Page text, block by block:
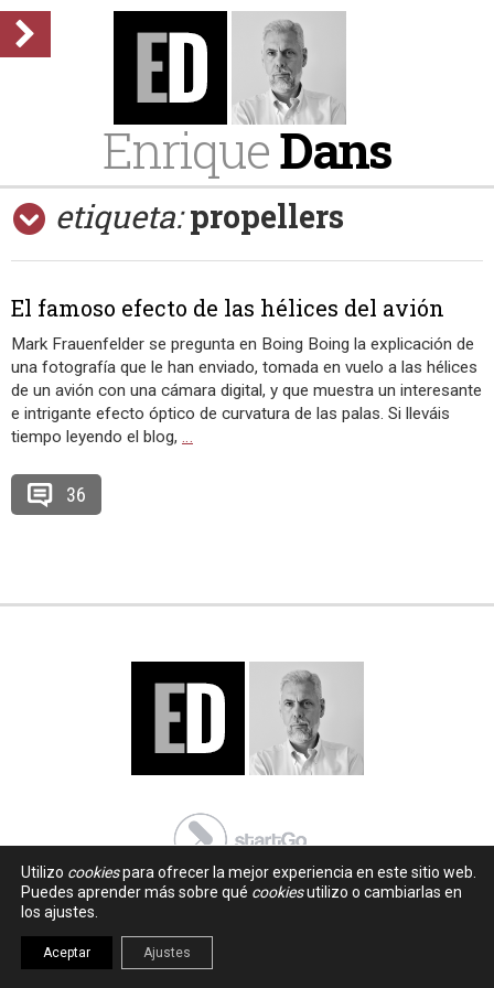
EnriqueDans
etiqueta: propellers
El famoso efecto de las hélices del avión
Mark Frauenfelder se pregunta en Boing Boing la explicación de
una fotografía que le han enviado, tomada en vuelo a las hélices
de un avión con una cámara digital, y que muestra un interesante
e intrigante efecto óptico de curvatura de las palas. Si lleváis
tiempo leyendo el blog, …
36
Utilizo cookiespara ofrecer la mejor experiencia en este sitio web.
Puedes aprender más sobre qué cookiesutilizo o cambiarlas en
los ajustes.
Aceptar Ajustes